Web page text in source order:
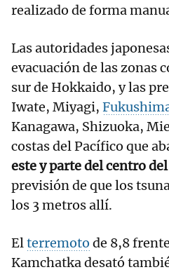
realizado de forma
Las autoridades
evacuación de las zonas
sur de Hokkaido, y las
Iwate, Miyagi,
Kanagawa, Shizuoka,
costas del Pacífico que
este y parte del centro
previsión de que los
los 3 metros allí.
Elterremoto de 8,8
Kamchatka desató